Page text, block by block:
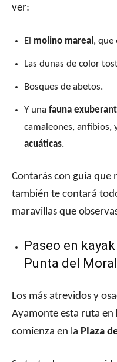
ver:
El molino mareal , que
Las dunas de color
Bosques de abetos.
Y una fauna
camaleones, anfibios,
acuáticas.
Contarás con guía que
también te contará
maravillas que
Paseo en
Punta del Moral
Los más atrevidos y
Ayamonte esta ruta en
comienza en la Plaza